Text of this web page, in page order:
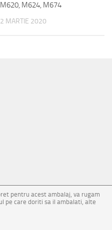
M620, M624, M674
2 MARTIE 2020